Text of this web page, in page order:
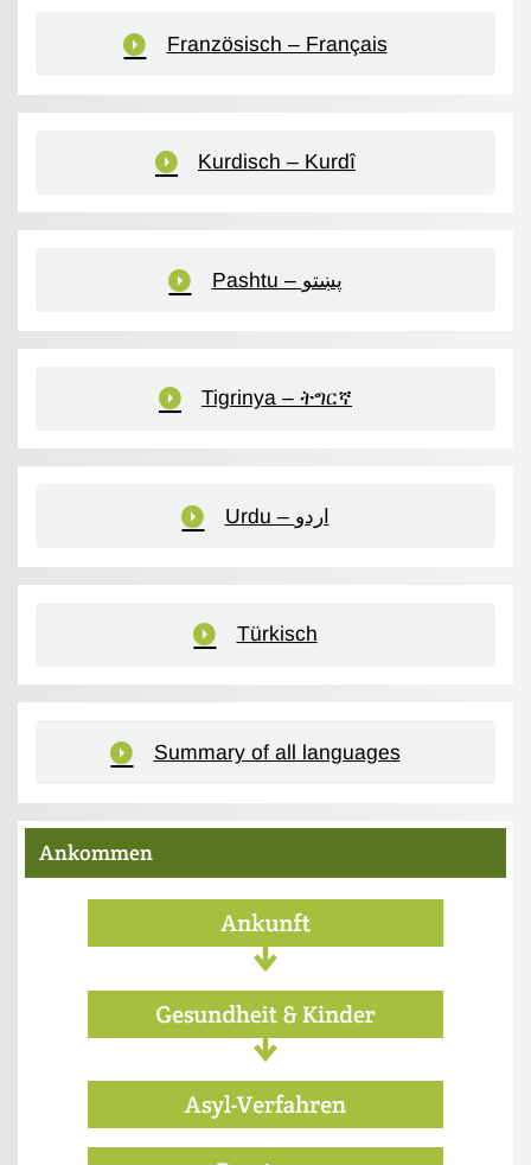
Französisch – Français
Kurdisch – Kurdî
Pashtu – پښتو
Tigrinya – ትግርኛ
Urdu – اردو
Türkisch
Summary of all languages
Ankommen